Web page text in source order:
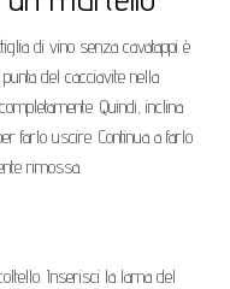
di vino senza cavatappi è
del cacciavite nella
Quindi, inclina
farlo uscire. Continua a farlo
rimossa.
Inserisci la lama del